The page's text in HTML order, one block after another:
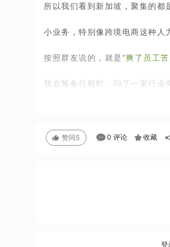
所以我们看到新加坡，聚集的都
小业务，特别像跨境电商这种人
按照群友说的，就是“爽了员工
我在筹备行程时，问了一家行业
赞同5 0 评论 收藏
登